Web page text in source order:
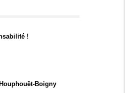
!
Boigny